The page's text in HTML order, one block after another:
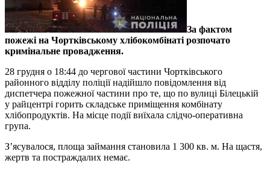
За фактом
пожежі на Чортківському хлібокомбінаті розпочато
кримінальне провадження.
28 грудня о 18:44 до чергової частини Чортківського
районного відділу поліції надійшло повідомлення від
диспетчера пожежної частини про те, що по вулиці Білецькій
у райцентрі горить складське приміщення комбінату
хлібопродуктів. На місце події виїхала слідчо-оперативна
група.
З’ясувалося, площа займання становила 1 300 кв. м. На щастя,
жертв та постраждалих немає.